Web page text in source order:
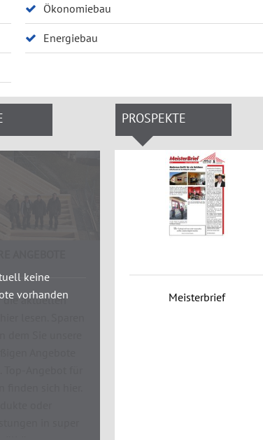
Ökonomiebau
Energiebau
keine
vorhanden
die aktuellen
PROSPEKTE
Meisterbrief